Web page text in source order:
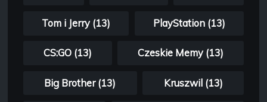
Tom i Jerry (13) PlayStation (13)
CS:GO (13) Czeskie Memy (13)
Big Brother (13) Kruszwil (13)